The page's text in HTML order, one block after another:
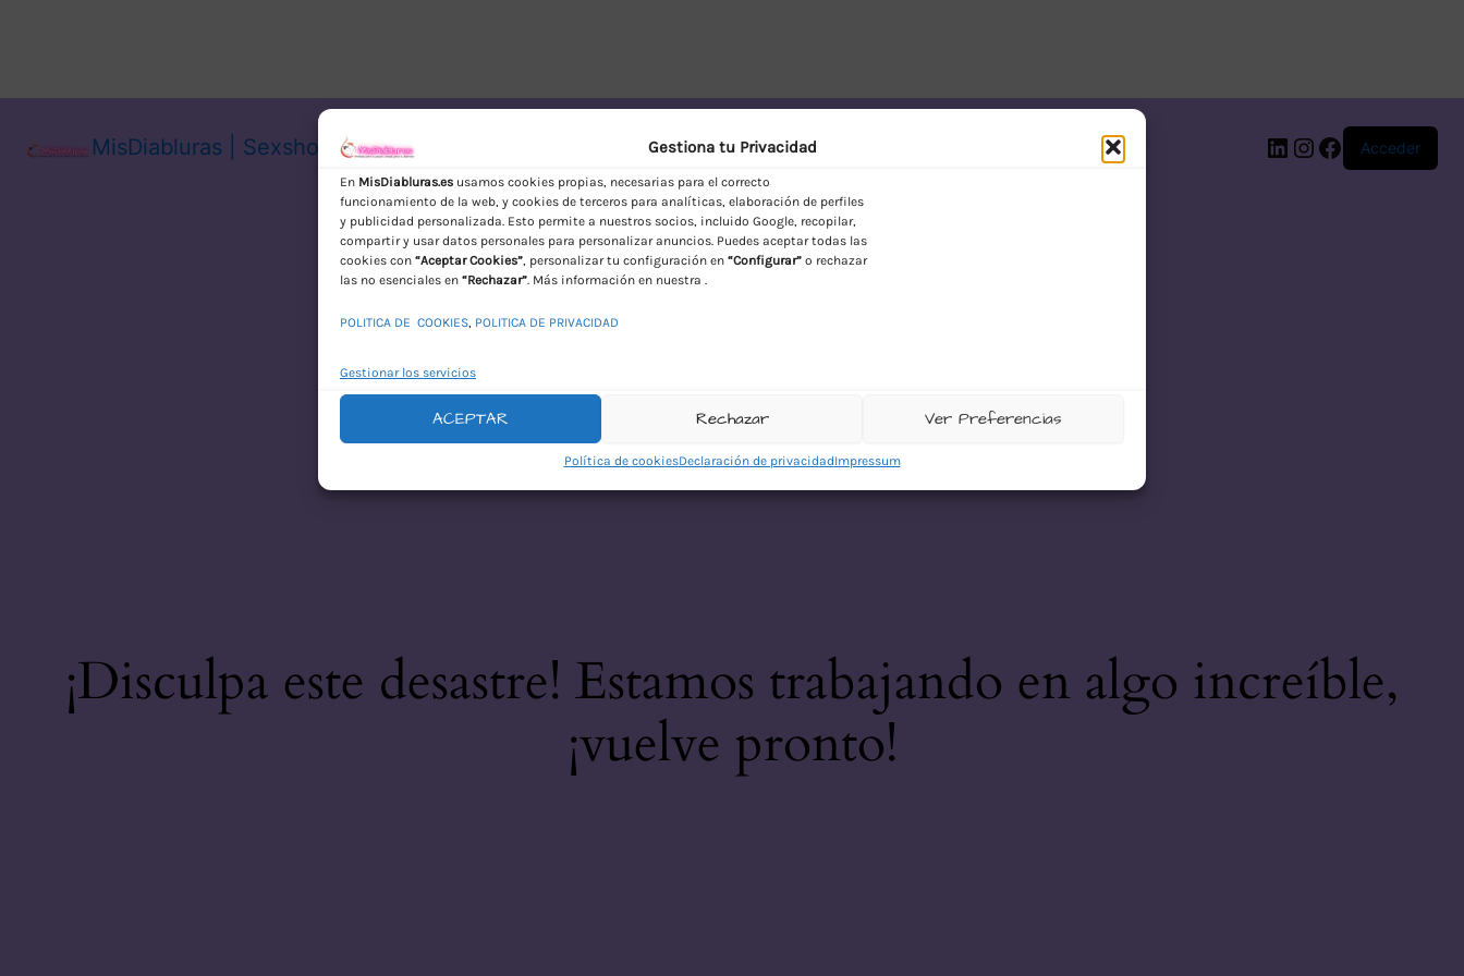
Gestiona tu Privacidad
En MisDiabluras.es usamos cookies propias, necesarias para el correcto
funcionamiento de la web, y cookies de terceros para analíticas, elaboración de perfiles
y publicidad personalizada. Esto permite a nuestros socios, incluido Google, recopilar,
compartir y usar datos personales para personalizar anuncios. Puedes aceptar todas las
cookies con “Aceptar Cookies”, personalizar tu configuración en “Configurar” o rechazar
las no esenciales en “Rechazar”. Más información en nuestra .
POLITICA DE COOKIES, POLITICA DE PRIVACIDAD
Gestionar los servicios
ACEPTAR Rechazar Ver Preferencias
Política de cookiesDeclaración de privacidadImpressum
MisDiabluras | Sexshop Online con Envío Discreto en España
LinkedIn
Instagram
Facebook
Acceder
¡Disculpa este desastre! Estamos trabajando en algo increíble,
¡vuelve pronto!